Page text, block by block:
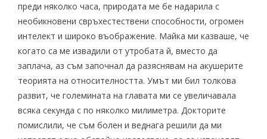
преди няколко часа, природата ме бе надарила с
необикновени свръхестествени способности, огромен
интелект и широко въображение. Майка ми казваше, че
когато са ме извадили от утробата й, вместо да
заплача, аз съм започнал да разяснявам на акушерите
теорията на относителността. Умът ми бил толкова
развит, че големината на главата ми се увеличавала
всяка секунда с по няколко милиметра. Докторите
помислили, че съм болен и веднага решили да ми